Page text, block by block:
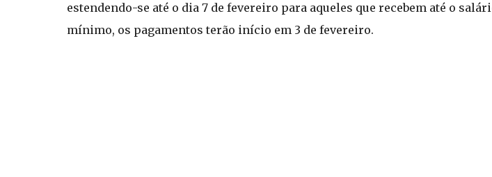
estendendo-se até o dia 7 de fevereiro para aqueles que recebem até o
mínimo, os pagamentos terão início em 3 de fevereiro.